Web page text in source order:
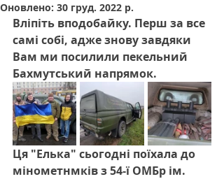
Оновлено: 30 груд. 2022 р.
Вліпіть вподобайку. Перш за все
самі собі, адже знову завдяки
Вам ми посилили пекельний
Бахмутський напрямок.
Ця "Елька" сьогодні поїхала до
мінометнмків з 54-ї ОМБр ім.